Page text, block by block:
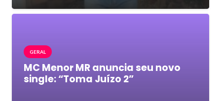
GERAL
MC Menor MR anuncia seu novo
single: “Toma Juízo 2”